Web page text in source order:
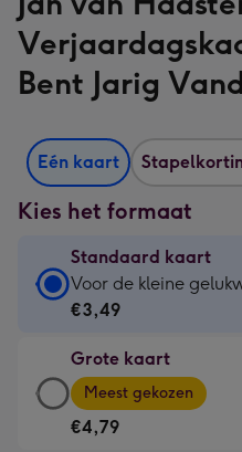
Bent Jarig
Eén kaart
Kies het formaat
Standaard kaart
Standaard
kaart
€3,49
-
Voor
Voor de kleine
€3,49
Grote kaart
Grote
kaart
-
Meest gekozen
€4,79